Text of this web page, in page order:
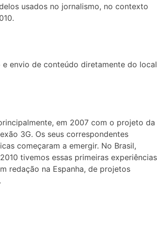
usados no jornalismo, no contexto
envio de conteúdo diretamente do local
em 2007 com o projeto da
3G. Os seus correspondentes
começaram a emergir. No Brasil,
tivemos essas primeiras experiências
redação na Espanha, de projetos